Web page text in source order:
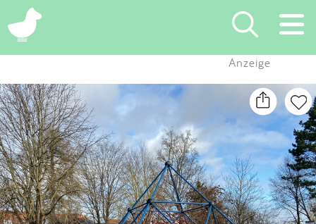
×
Suchen
Eintragen
App
Blog
Anzeige